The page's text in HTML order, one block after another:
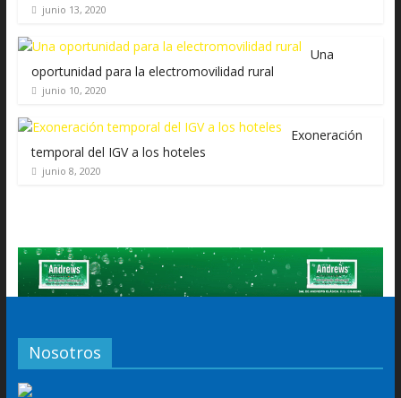
junio 13, 2020
Una
oportunidad para la electromovilidad rural
junio 10, 2020
Exoneración
temporal del IGV a los hoteles
junio 8, 2020
Nosotros